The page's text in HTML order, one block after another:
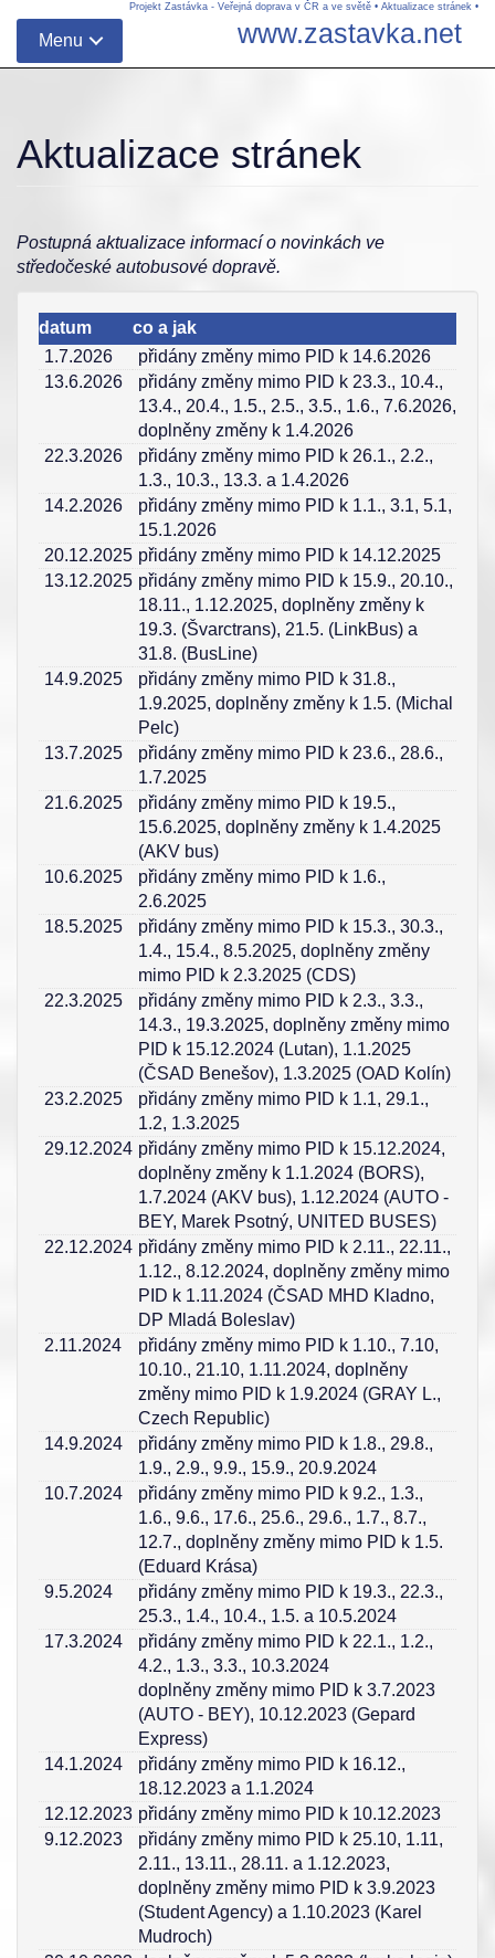
Projekt Zastávka - Veřejná doprava v ČR a ve světě • Aktualizace stránek •
Menu www.zastavka.net
Aktualizace stránek
Postupná aktualizace informací o novinkách ve
středočeské autobusové dopravě.
datum
co a jak
1.7.2026
přidány změny mimo PID k 14.6.2026
13.6.2026
přidány změny mimo PID k 23.3., 10.4.,
13.4., 20.4., 1.5., 2.5., 3.5., 1.6., 7.6.2026,
doplněny změny k 1.4.2026
22.3.2026
přidány změny mimo PID k 26.1., 2.2.,
1.3., 10.3., 13.3. a 1.4.2026
14.2.2026
přidány změny mimo PID k 1.1., 3.1, 5.1,
15.1.2026
20.12.2025 přidány změny mimo PID k 14.12.2025
13.12.2025 přidány změny mimo PID k 15.9., 20.10.,
18.11., 1.12.2025, doplněny změny k
19.3. (Švarctrans), 21.5. (LinkBus) a
31.8. (BusLine)
14.9.2025
přidány změny mimo PID k 31.8.,
1.9.2025, doplněny změny k 1.5. (Michal
Pelc)
13.7.2025
přidány změny mimo PID k 23.6., 28.6.,
1.7.2025
21.6.2025
přidány změny mimo PID k 19.5.,
15.6.2025, doplněny změny k 1.4.2025
(AKV bus)
10.6.2025
přidány změny mimo PID k 1.6.,
2.6.2025
18.5.2025
přidány změny mimo PID k 15.3., 30.3.,
1.4., 15.4., 8.5.2025, doplněny změny
mimo PID k 2.3.2025 (CDS)
22.3.2025
přidány změny mimo PID k 2.3., 3.3.,
14.3., 19.3.2025, doplněny změny mimo
PID k 15.12.2024 (Lutan), 1.1.2025
(ČSAD Benešov), 1.3.2025 (OAD Kolín)
23.2.2025
přidány změny mimo PID k 1.1, 29.1.,
1.2, 1.3.2025
29.12.2024 přidány změny mimo PID k 15.12.2024,
doplněny změny k 1.1.2024 (BORS),
1.7.2024 (AKV bus), 1.12.2024 (AUTO -
BEY, Marek Psotný, UNITED BUSES)
22.12.2024 přidány změny mimo PID k 2.11., 22.11.,
1.12., 8.12.2024, doplněny změny mimo
PID k 1.11.2024 (ČSAD MHD Kladno,
DP Mladá Boleslav)
2.11.2024
přidány změny mimo PID k 1.10., 7.10,
10.10., 21.10, 1.11.2024, doplněny
změny mimo PID k 1.9.2024 (GRAY L.,
Czech Republic)
14.9.2024
přidány změny mimo PID k 1.8., 29.8.,
1.9., 2.9., 9.9., 15.9., 20.9.2024
10.7.2024
přidány změny mimo PID k 9.2., 1.3.,
1.6., 9.6., 17.6., 25.6., 29.6., 1.7., 8.7.,
12.7., doplněny změny mimo PID k 1.5.
(Eduard Krása)
9.5.2024
přidány změny mimo PID k 19.3., 22.3.,
25.3., 1.4., 10.4., 1.5. a 10.5.2024
17.3.2024
přidány změny mimo PID k 22.1., 1.2.,
4.2., 1.3., 3.3., 10.3.2024
doplněny změny mimo PID k 3.7.2023
(AUTO - BEY), 10.12.2023 (Gepard
Express)
14.1.2024
přidány změny mimo PID k 16.12.,
18.12.2023 a 1.1.2024
12.12.2023 přidány změny mimo PID k 10.12.2023
9.12.2023
přidány změny mimo PID k 25.10, 1.11,
2.11., 13.11., 28.11. a 1.12.2023,
doplněny změny mimo PID k 3.9.2023
(Student Agency) a 1.10.2023 (Karel
Mudroch)